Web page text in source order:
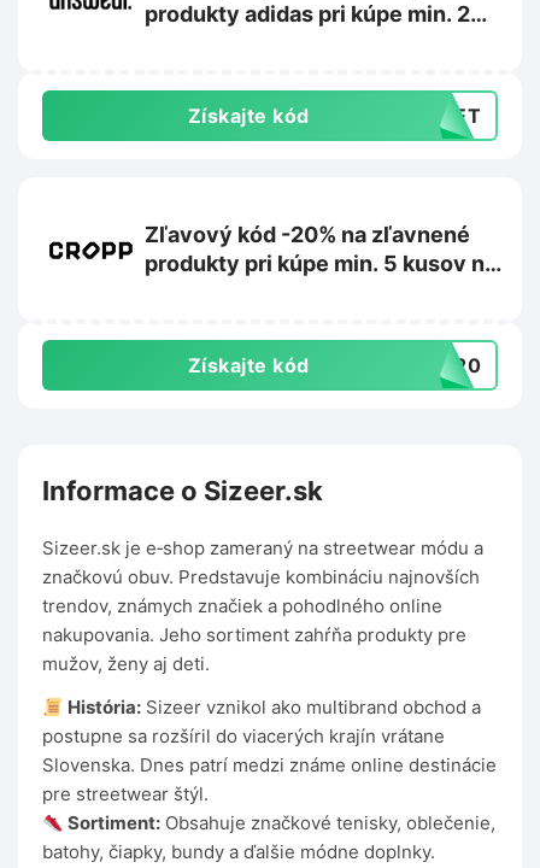
produkty adidas pri kúpe min. 2
Získajte kód CRET
Zľavový kód -20% na zľavnené
produkty pri kúpe min. 5 kusov na
Získajte kód RA20
Informace o Sizeer.sk
Sizeer.sk je e‑shop zameraný na streetwear módu a
značkovú obuv. Predstavuje kombináciu najnovších
trendov, známych značiek a pohodlného online
nakupovania. Jeho sortiment zahŕňa produkty pre
mužov, ženy aj deti.
História: Sizeer vznikol ako multibrand obchod a
postupne sa rozšíril do viacerých krajín vrátane
Slovenska. Dnes patrí medzi známe online destinácie
pre streetwear štýl.
Sortiment: Obsahuje značkové tenisky, oblečenie,
batohy, čiapky, bundy a ďalšie módne doplnky.